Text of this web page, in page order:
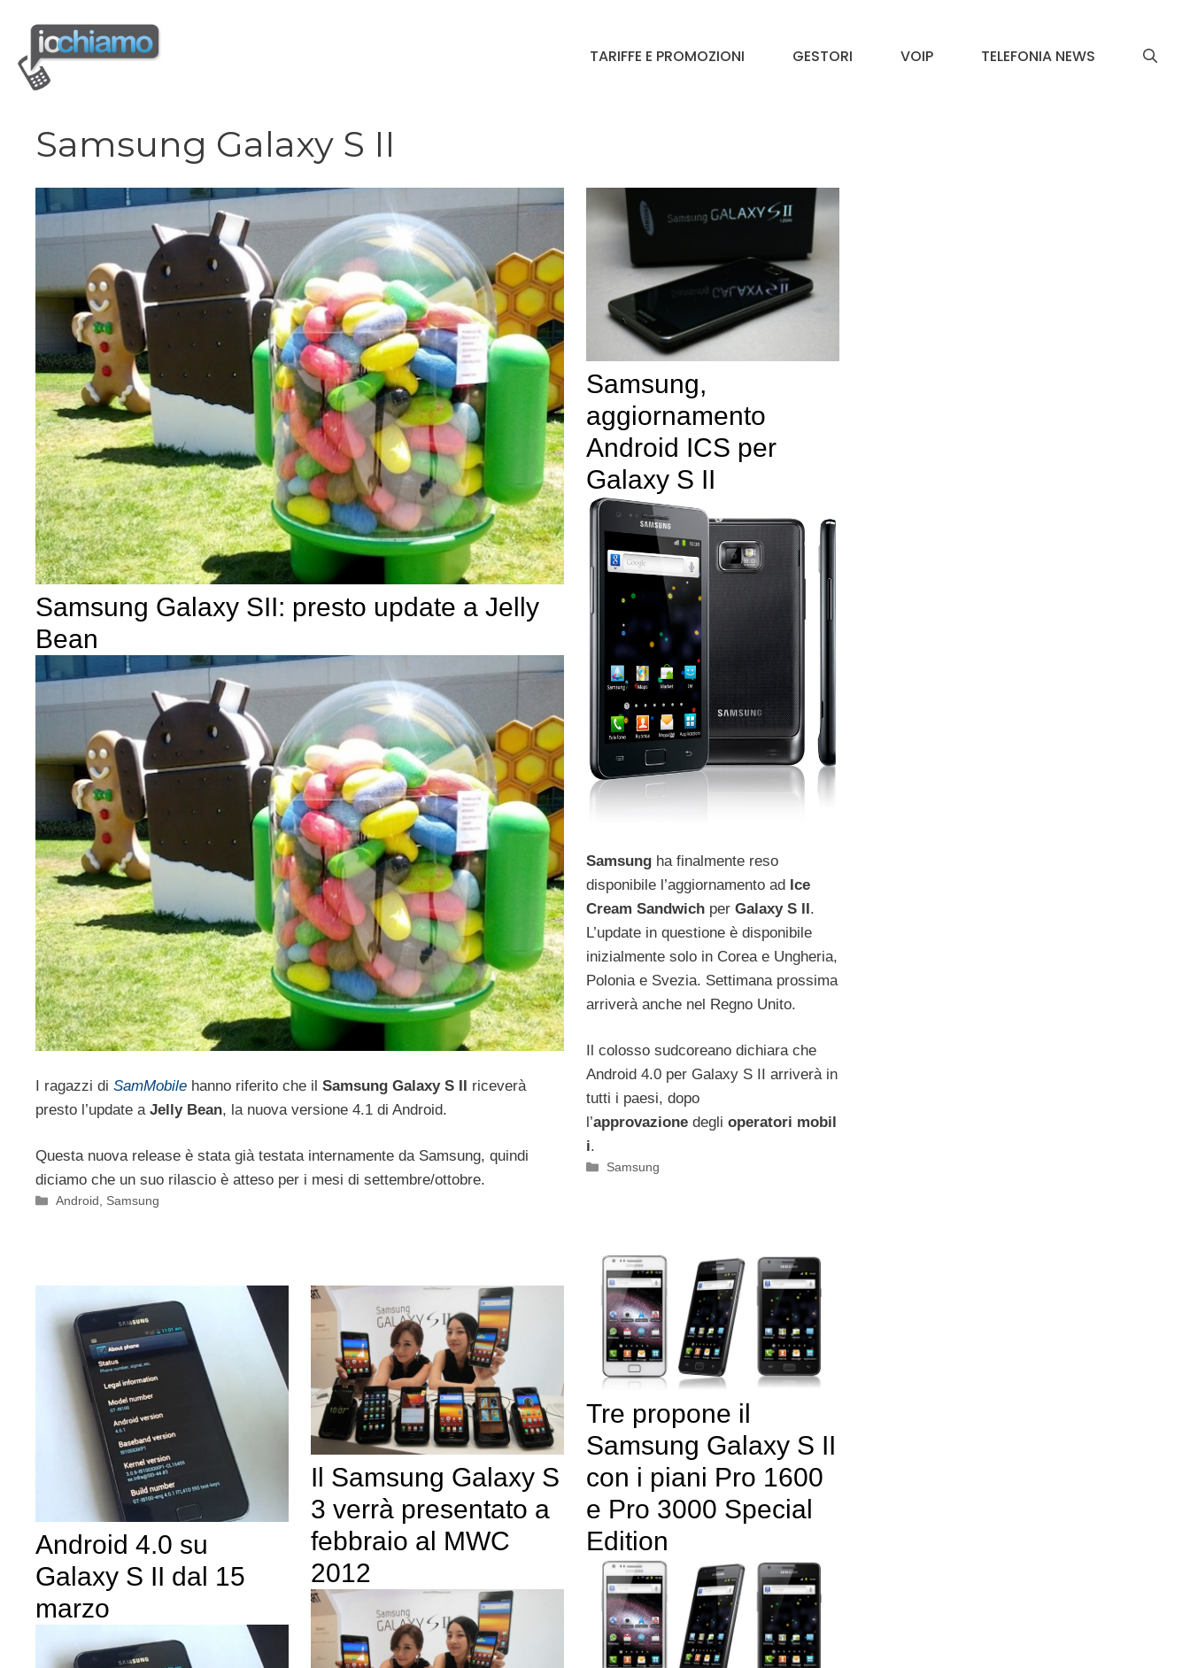
contenuto
TARIFFE E PROMOZIONI GESTORI VOIP TELEFONIA NEWS
Samsung Galaxy S II
Samsung Galaxy SII: presto update a Jelly
Bean
I ragazzi di SamMobile hanno riferito che il Samsung Galaxy S II riceverà
presto l’update a Jelly Bean, la nuova versione 4.1 di Android.
Questa nuova release è stata già testata internamente da Samsung, quindi
diciamo che un suo rilascio è atteso per i mesi di settembre/ottobre.
Categorie
Android, Samsung
Samsung,
aggiornamento
Android ICS per
Galaxy S II
Samsungha finalmente reso
disponibile l’aggiornamento ad Ice
Cream Sandwichper Galaxy S II.
L’update in questione è disponibile
inizialmente solo in Corea e Ungheria,
Polonia e Svezia. Settimana prossima
arriverà anche nel Regno Unito.
Il colosso sudcoreano dichiara che
Android 4.0 per Galaxy S II arriverà in
tutti i paesi, dopo
l’approvazionedegli operatori mobil
i.
Categorie
Samsung
Tre propone il
Samsung Galaxy S II
con i piani Pro 1600
e Pro 3000 Special
Edition
Android 4.0 su
Galaxy S II dal 15
marzo
Il Samsung Galaxy S
3 verrà presentato a
febbraio al MWC
2012